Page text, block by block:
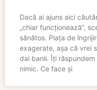
Dacă ai ajuns aici
„chiar funcționează”,
sănătos. Piața de
exagerate, așa că vrei
dai banii. Îți
nimic. Ce face și